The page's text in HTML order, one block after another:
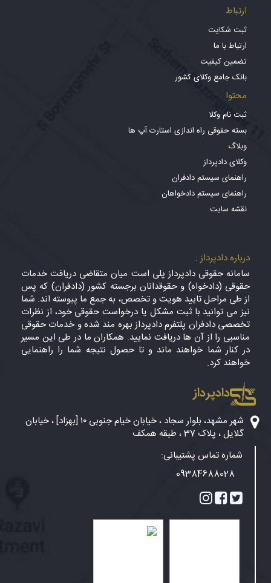
ارتباط
ثبت شکایت
ارتباط با ما
تضمین کیفیت
بانک جامع وکلای کشور
محتوا
ثبت نام وکلا
بسته حقوقی راه اندازی استارت آپ ها
وبلاگ
وکلای دادپرداز
راهنمای سیستم دادفران
راهنمای سیستم دادخواهان
نقشه سایت
درباره دادپرداز :
سامانه حقوقی دادپرداز پلی است میان متقاضی دریافت خدمات
حقوقی (دادخواه) و حقوقدانان برجسته کشور (دادفران) که پس
از طی مراحل تایید هویت و تخصص، به جمع ما پیوسته اند. شما
نیز می توانید با ثبت مشکل یا درخواست حقوقی خود، از نظرات
تخصصی دادفران پلتفرم دادپرداز بهره مند شده و خدمات حقوقی
مناسبی را از آن ها دریافت نمایید. همکاران ما در طی این مسیر
در کنار شما خواهند ماند و تا حصول نتیجه شما را راهنمایی
خواهند کرد.
دادپرداز
شهر مشهد، بلوار سجاد ، خیابان خیام جنوبی ۱۰ [بهزاد] ، خیابان
گلایل ، پلاک 37 ، طبقه همکف
شماره تماس پشتیبانی:
09384688028